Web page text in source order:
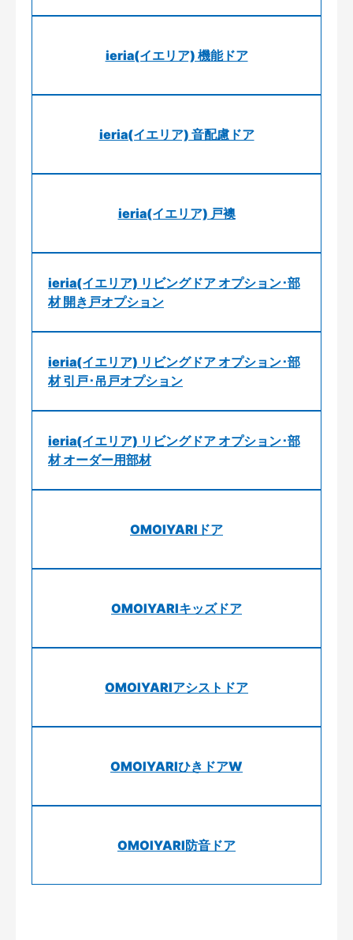
ieria(イエリア) 機能ドア
ieria(イエリア) 音配慮ドア
ieria(イエリア) 戸襖
ieria(イエリア) リビングドア オプション･部
材 開き戸オプション
ieria(イエリア) リビングドア オプション･部
材 引戸･吊戸オプション
ieria(イエリア) リビングドア オプション･部
材 オーダー用部材
OMOIYARIドア
OMOIYARIキッズドア
OMOIYARIアシストドア
OMOIYARIひきドアW
OMOIYARI防音ドア